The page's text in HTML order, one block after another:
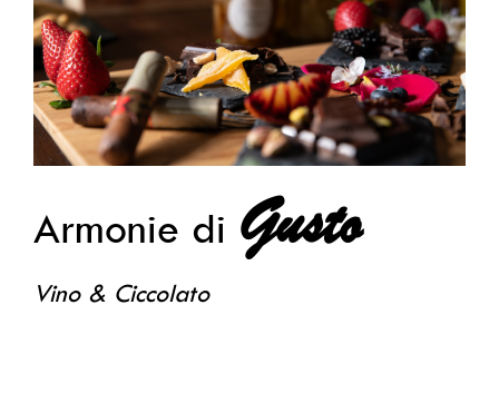
Armonie di Gusto
Vino & Ciccolato